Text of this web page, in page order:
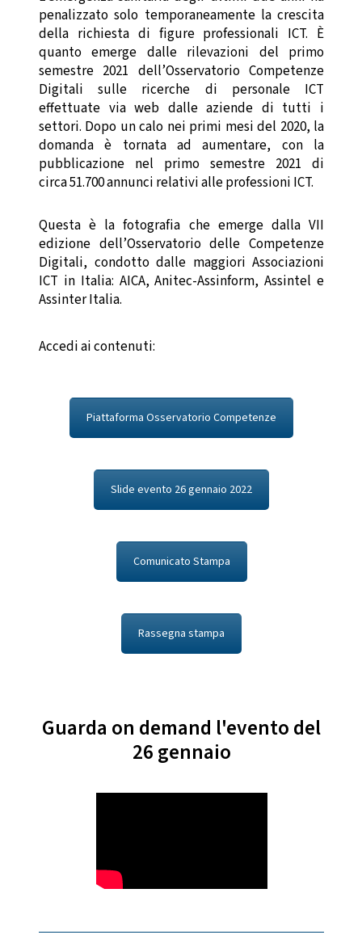
penalizzato solo temporaneamente la crescita
della richiesta di figure professionali ICT. È
quanto emerge dalle rilevazioni del primo
semestre 2021 dell’Osservatorio Competenze
Digitali sulle ricerche di personale ICT
effettuate via web dalle aziende di tutti i
settori. Dopo un calo nei primi mesi del 2020, la
domanda è tornata ad aumentare, con la
pubblicazione nel primo semestre 2021 di
circa 51.700 annunci relativi alle professioni ICT.
Questa è la fotografia che emerge dalla VII
edizione dell’Osservatorio delle Competenze
Digitali, condotto dalle maggiori Associazioni
ICT in Italia: AICA, Anitec-Assinform, Assintel e
Assinter Italia.
Accedi ai contenuti:
Piattaforma Osservatorio Competenze
Slide evento 26 gennaio 2022
Comunicato Stampa
Rassegna stampa
Guarda on demand l'evento del
26 gennaio